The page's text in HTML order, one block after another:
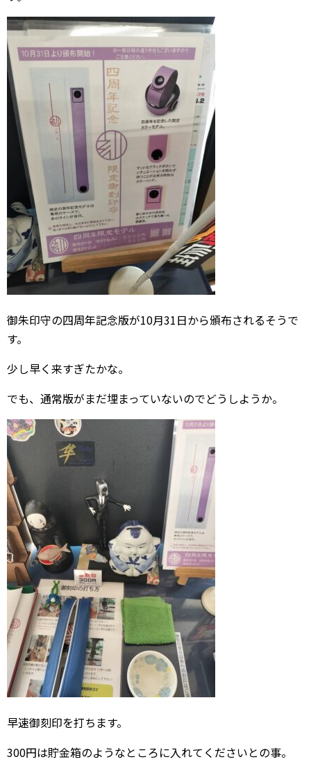
御朱印守の四周年記念版が10月31日から頒布されるそうで
す。
少し早く来すぎたかな。
でも、通常版がまだ埋まっていないのでどうしようか。
早速御刻印を打ちます。
300円は貯金箱のようなところに入れてくださいとの事。